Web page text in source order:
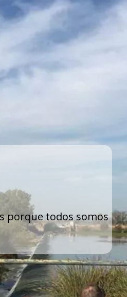
porque todos somos